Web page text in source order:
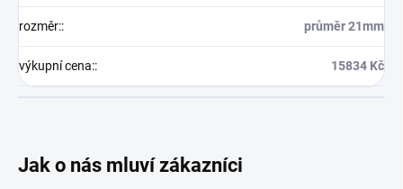
rozměr:: průměr 21mm
výkupní cena:: 15834 Kč